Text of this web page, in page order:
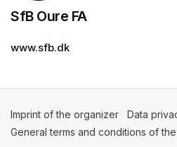
SfB Oure FA
www.sfb.dk
Imprint of the organizer (opens in a
Data
General terms and conditions of